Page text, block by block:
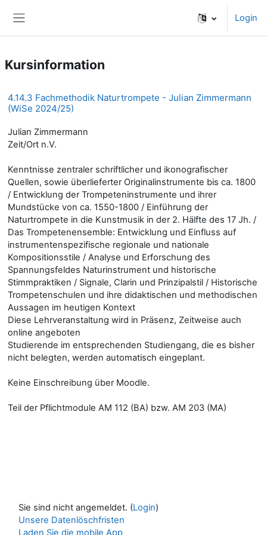
Login
Kursinformation
4.14.3 Fachmethodik Naturtrompete - Julian Zimmermann
(WiSe 2024/25)
Julian Zimmermann
Zeit/Ort n.V.
Kenntnisse zentraler schriftlicher und ikonografischer
Quellen, sowie überlieferter Originalinstrumente bis ca. 1800
/ Entwicklung der Trompeteninstrumente und ihrer
Mundstücke von ca. 1550-1800 / Einführung der
Naturtrompete in die Kunstmusik in der 2. Hälfte des 17 Jh. /
Das Trompetenensemble: Entwicklung und Einfluss auf
instrumentenspezifische regionale und nationale
Kompositionsstile / Analyse und Erforschung des
Spannungsfeldes Naturinstrument und historische
Stimmpraktiken / Signale, Clarin und Prinzipalstil / Historische
Trompetenschulen und ihre didaktischen und methodischen
Aussagen im heutigen Kontext
Diese Lehrveranstaltung wird in Präsenz, Zeitweise auch
online angeboten
Studierende im entsprechenden Studiengang, die es bisher
nicht belegten, werden automatisch eingeplant.
Keine Einschreibung über Moodle.
Teil der Pflichtmodule AM 112 (BA) bzw. AM 203 (MA)
Sie sind nicht angemeldet. (Login)
Unsere Datenlöschfristen
Laden Sie die mobile App